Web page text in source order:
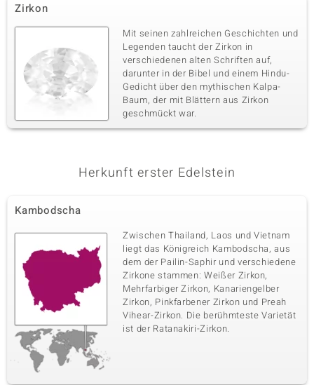
Zirkon
Mit seinen zahlreichen Geschichten und
Legenden taucht der Zirkon in
verschiedenen alten Schriften auf,
darunter in der Bibel und einem Hindu-
Gedicht über den mythischen Kalpa-
Baum, der mit Blättern aus Zirkon
geschmückt war.
Herkunft erster Edelstein
Kambodscha
Zwischen Thailand, Laos und Vietnam
liegt das Königreich Kambodscha, aus
dem der Pailin-Saphir und verschiedene
Zirkone stammen: Weißer Zirkon,
Mehrfarbiger Zirkon, Kanariengelber
Zirkon, Pinkfarbener Zirkon und Preah
Vihear-Zirkon. Die berühmteste Varietät
ist der Ratanakiri-Zirkon.